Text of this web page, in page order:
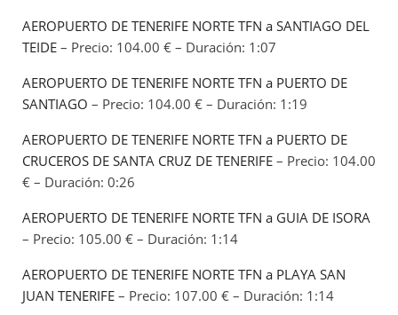
AEROPUERTO DE TENERIFE NORTE TFN a SANTIAGO DEL
TEIDE – Precio: 104.00 € – Duración: 1:07
AEROPUERTO DE TENERIFE NORTE TFN a PUERTO DE
SANTIAGO – Precio: 104.00 € – Duración: 1:19
AEROPUERTO DE TENERIFE NORTE TFN a PUERTO DE
CRUCEROS DE SANTA CRUZ DE TENERIFE – Precio: 104.00
€ – Duración: 0:26
AEROPUERTO DE TENERIFE NORTE TFN a GUIA DE ISORA
– Precio: 105.00 € – Duración: 1:14
AEROPUERTO DE TENERIFE NORTE TFN a PLAYA SAN
JUAN TENERIFE – Precio: 107.00 € – Duración: 1:14